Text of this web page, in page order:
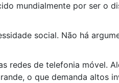
mundialmente por ser o
social. Não há
redes de telefonia móvel.
o que demanda altos